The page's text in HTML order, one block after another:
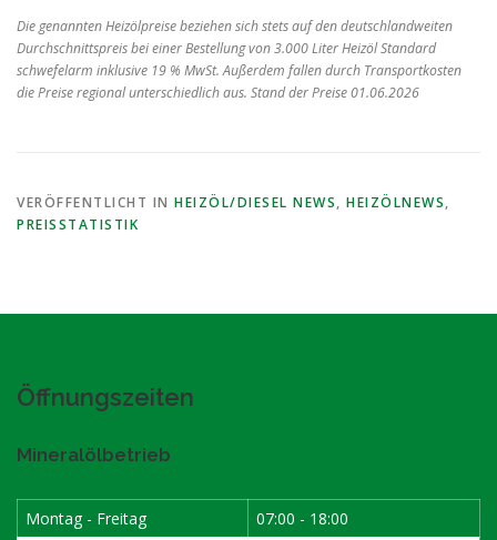
Die genannten Heizölpreise beziehen sich stets auf den deutschlandweiten
Durchschnittspreis bei einer Bestellung von 3.000 Liter Heizöl Standard
schwefelarm inklusive 19 % MwSt. Außerdem fallen durch Transportkosten
die Preise regional unterschiedlich aus. Stand der Preise 01.06.2026
VERÖFFENTLICHT IN HEIZÖL/DIESEL NEWS, HEIZÖLNEWS,
PREISSTATISTIK
Öffnungszeiten
Mineralölbetrieb
Montag - Freitag
07:00 - 18:00